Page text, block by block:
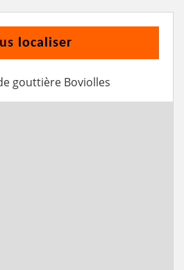
localiser
gouttière Boviolles